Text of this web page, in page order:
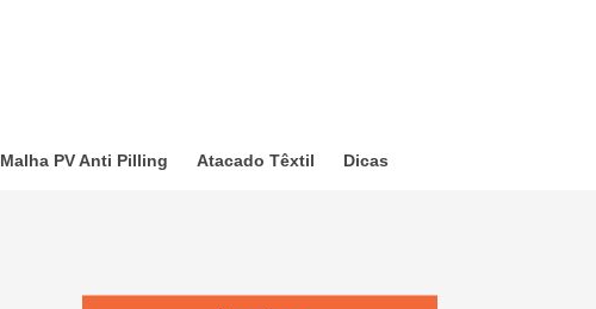
Malha PV Anti Pilling Atacado Têxtil Dicas